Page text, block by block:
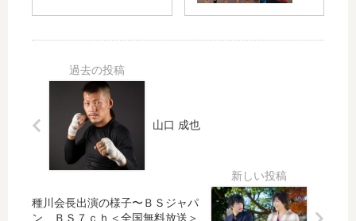
の
合
山口 成也
種川会長出演の様子〜ＢＳジャパ
ン ＢＳ７ｃｈ＜全国無料放送＞